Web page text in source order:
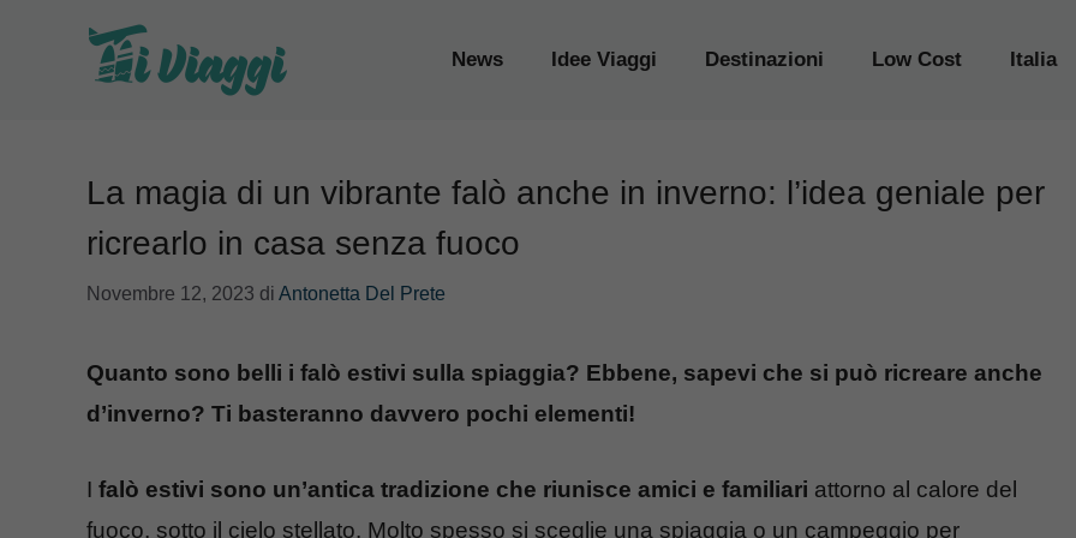
News Idee Viaggi Destinazioni Low Cost Italia
La magia di un vibrante falò anche in inverno: l’idea geniale per
ricrearlo in casa senza fuoco
Novembre 12, 2023 di Antonetta Del Prete
Quanto sono belli i falò estivi sulla spiaggia? Ebbene, sapevi che si può ricreare anche
d’inverno? Ti basteranno davvero pochi elementi!
I falò estivi sono un’antica tradizione che riunisce amici e familiari attorno al calore del
fuoco, sotto il cielo stellato. Molto spesso si sceglie una spiaggia o un campeggio per